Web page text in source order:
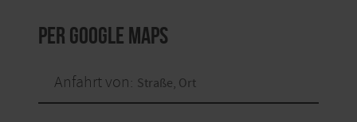
per Google Maps
Anfahrt von: